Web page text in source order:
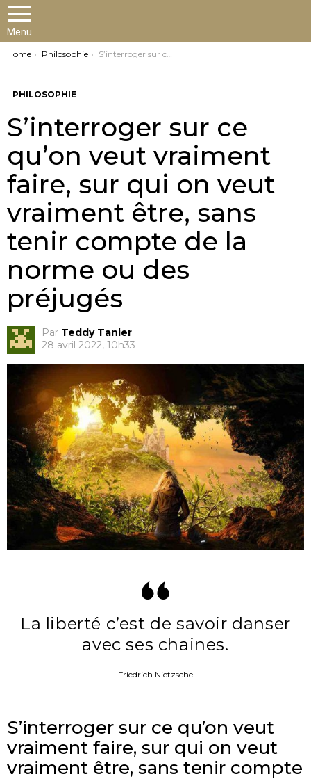
Menu
You are here:
Home Philosophie S’interroger sur ce qu’on veut vraiment faire, sur qui on veut vraiment être, sans tenir compte de la norme ou des préjugés
PHILOSOPHIE
S’interroger sur ce
qu’on veut vraiment
faire, sur qui on veut
vraiment être, sans
tenir compte de la
norme ou des
préjugés
Par Teddy Tanier
28 avril 2022, 10h33
La liberté c’est de savoir danser
avec ses chaines.
Friedrich Nietzsche
S’interroger sur ce qu’on veut
vraiment faire, sur qui on veut
vraiment être, sans tenir compte